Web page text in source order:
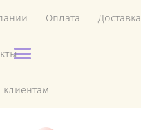
Оплата Доставка